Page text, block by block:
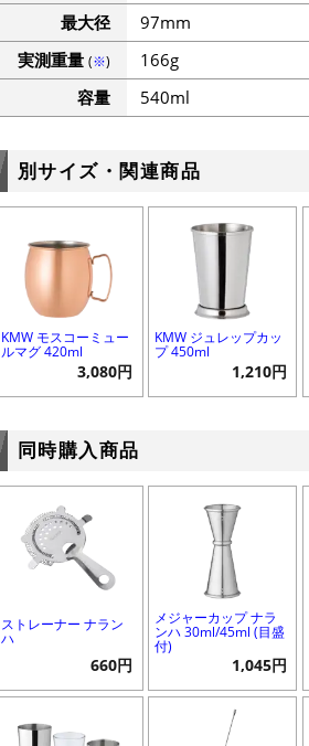
最大径
97mm
実測重量 (※)
166g
容量
540ml
別サイズ・関連商品
KMW モスコーミュー
ルマグ 420ml
3,080円
KMW ジュレップカッ
プ 450ml
1,210円
同時購入商品
ストレーナー ナラン
ハ
660円
メジャーカップ ナラ
ンハ 30ml/45ml (目盛
付)
1,045円